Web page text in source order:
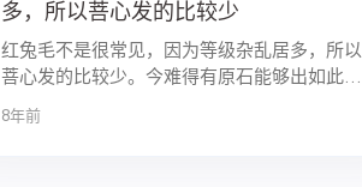
多，所以菩心发的比较少
红兔毛不是很常见，因为等级杂乱居多，所以
菩心发的比较少。今难得有原石能够出如此灵
气的聚宝盆，仅3条哦。天然红水晶能启发心
灵，静心宁神，避浊气和不洁物近身，亦可调
8年前